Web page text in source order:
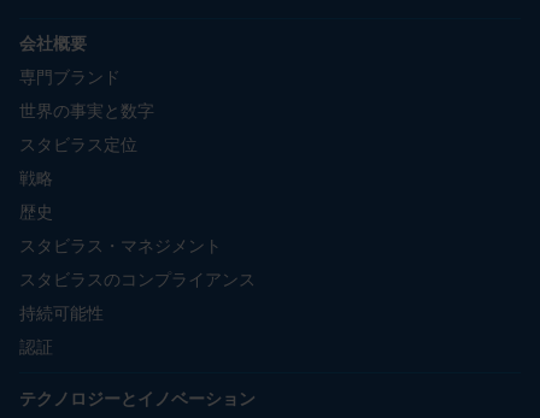
会社概要
専門ブランド
世界の事実と数字
スタビラス定位
戦略
歴史
スタビラス・マネジメント
スタビラスのコンプライアンス
持続可能性
認証
テクノロジーとイノベーション